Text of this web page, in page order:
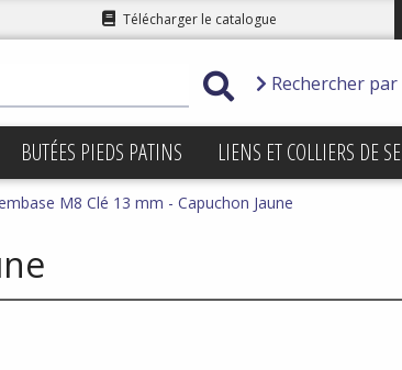
Télécharger le catalogue
Rechercher par
BUTÉES PIEDS PATINS
LIENS ET COLLIERS DE
M8 Clé 13 mm - Capuchon Jaune